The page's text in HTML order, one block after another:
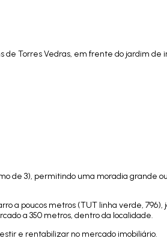
de Torres Vedras, em frente do jardim de
de 3), permitindo uma moradia grande
a poucos metros (TUT linha verde, 796),
a 350 metros, dentro da localidade.
e rentabilizar no mercado imobiliário.